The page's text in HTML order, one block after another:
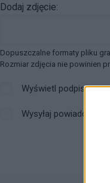
Dodaj zdjęcie:
Dopuszczalne formaty pliku
Rozmiar zdjęcia nie powinien
Wyświetl podpis
Wysyłaj